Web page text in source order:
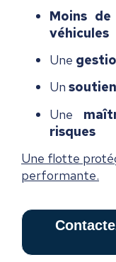
Moins
véhicules
Une
Un
Une
risques
Une flotte
performante.